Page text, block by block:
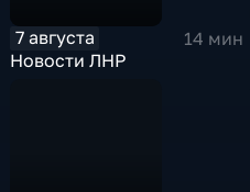
7 августа
14 мин
Новости ЛНР